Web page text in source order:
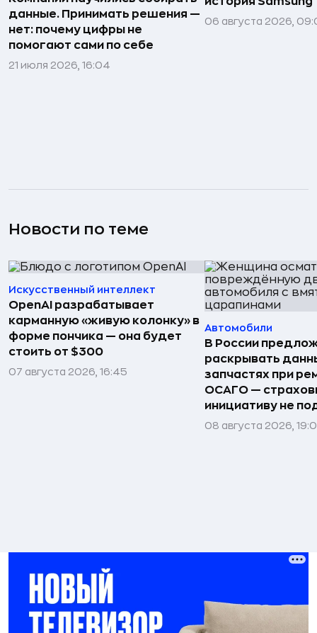
данные. Принимать решения —
нет: почему цифры не
помогают сами по себе
21 июля 2026, 16:04
06 августа 2026,
Новости по теме
Искусственный интеллект
OpenAI разрабатывает
карманную «живую колонку» в
форме пончика — она будет
стоить от $300
07 августа 2026, 16:45
Автомобили
В России
раскрывать
запчастях при
ОСАГО —
инициативу не
08 августа 2026,